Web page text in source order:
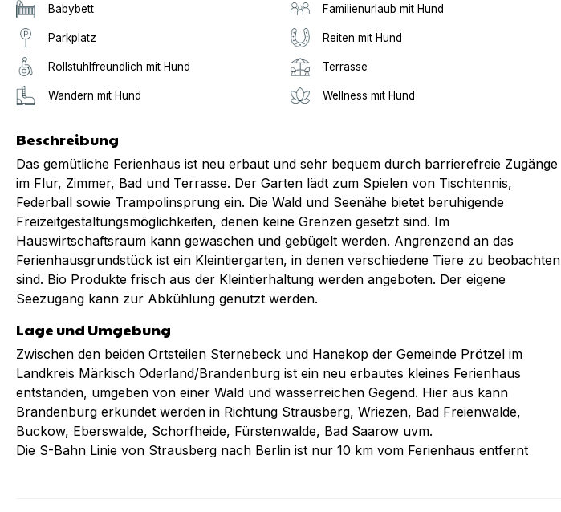
Babybett Familienurlaub mit Hund
Parkplatz Reiten mit Hund
Rollstuhlfreundlich mit Hund Terrasse
Wandern mit Hund Wellness mit Hund
Beschreibung
Das gemütliche Ferienhaus ist neu erbaut und sehr bequem durch barrierefreie Zugänge
im Flur, Zimmer, Bad und Terrasse. Der Garten lädt zum Spielen von Tischtennis,
Federball sowie Trampolinsprung ein. Die Wald und Seenähe bietet beruhigende
Freizeitgestaltungsmöglichkeiten, denen keine Grenzen gesetzt sind. Im
Hauswirtschaftsraum kann gewaschen und gebügelt werden. Angrenzend an das
Ferienhausgrundstück ist ein Kleintiergarten, in denen verschiedene Tiere zu beobachten
sind. Bio Produkte frisch aus der Kleintierhaltung werden angeboten. Der eigene
Seezugang kann zur Abkühlung genutzt werden.
Lage und Umgebung
Zwischen den beiden Ortsteilen Sternebeck und Hanekop der Gemeinde Prötzel im
Landkreis Märkisch Oderland/Brandenburg ist ein neu erbautes kleines Ferienhaus
entstanden, umgeben von einer Wald und wasserreichen Gegend. Hier aus kann
Brandenburg erkundet werden in Richtung Strausberg, Wriezen, Bad Freienwalde,
Buckow, Eberswalde, Schorfheide, Fürstenwalde, Bad Saarow uvm.
Die S-Bahn Linie von Strausberg nach Berlin ist nur 10 km vom Ferienhaus entfernt